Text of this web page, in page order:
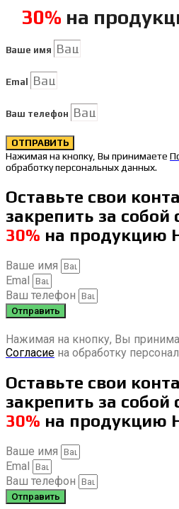
30% на
Ваше имя
Emal
Ваш телефон
ОТПРАВИТЬ
Нажимая на кнопку, Вы принимаете
обработку персональных данных.
Оставьте свои
закрепить за собой
30% на продукцию
Ваше имя
Emal
Ваш телефон
Отправить
Нажимая на кнопку, Вы
Согласие на обработку
Оставьте свои
закрепить за собой
30% на продукцию
Ваше имя
Emal
Ваш телефон
Отправить